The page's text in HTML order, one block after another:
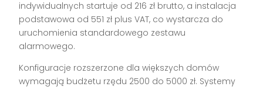
indywidualnych startuje od 216 zł brutto, a instalacja
podstawowa od 551 zł plus VAT, co wystarcza do
uruchomienia standardowego zestawu
alarmowego.
Konfiguracje rozszerzone dla większych domów
wymagają budżetu rzędu 2500 do 5000 zł. Systemy